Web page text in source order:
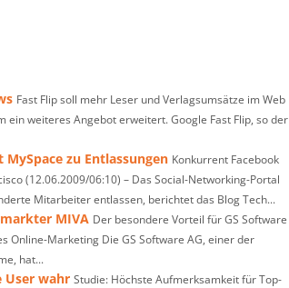
Fast Flip soll mehr Leser und Verlagsumsätze im Web
weiteres Angebot erweitert. Google Fast Flip, so der
zu Entlassungen Konkurrent Facebook
(12.06.2009/06:10) – Das Social-Networking-Portal
Mitarbeiter entlassen, berichtet das Blog Tech...
MIVA Der besondere Vorteil für GS Software
Online-Marketing Die GS Software AG, einer der
hat...
User wahr Studie: Höchste Aufmerksamkeit für Top-